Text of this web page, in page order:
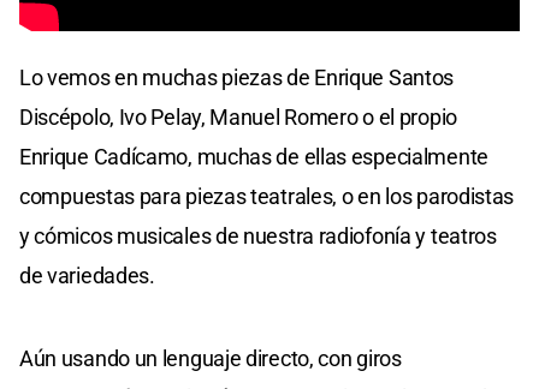
Lo vemos en muchas piezas de Enrique Santos
Discépolo, Ivo Pelay, Manuel Romero o el propio
Enrique Cadícamo, muchas de ellas especialmente
compuestas para piezas teatrales, o en los parodistas
y cómicos musicales de nuestra radiofonía y teatros
de variedades.
Aún usando un lenguaje directo, con giros